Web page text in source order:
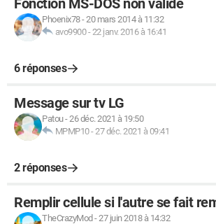
Phoenix78-20 mars 2014 à 11:32
avo9900-22 janv. 2016 à 16:41
6 réponses
Message sur tv LG
Patou-26 déc. 2021 à 19:50
MPMP10-27 déc. 2021 à 09:41
2 réponses
Remplir cellule si l'autre se fait
TheCrazyMod-27 juin 2018 à 14:32